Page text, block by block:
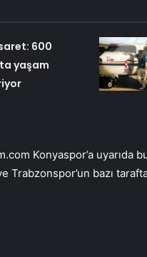
600
yaşam
Konyaspor’a uyarıda
Trabzonspor’un bazı